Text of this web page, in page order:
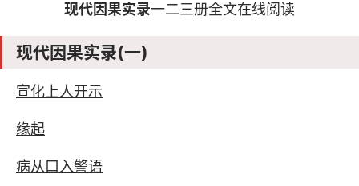
现代因果实录一二三册全文在线阅读
现代因果实录(一)
宣化上人开示
缘起
病从口入警语